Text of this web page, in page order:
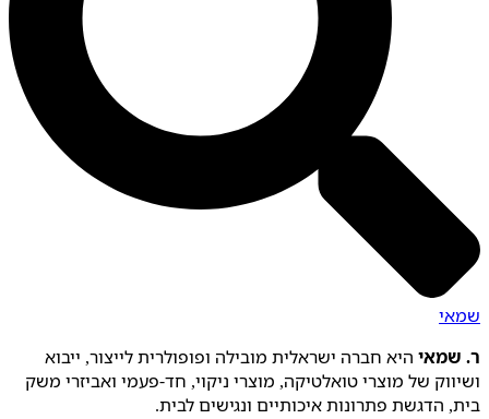
שמאי
ר. שמאיהיא חברה ישראלית מובילה ופופולרית לייצור,ייבוא
ושיווק של מוצרי טואלטיקה,מוצרי ניקוי,חד-פעמי ואביזרי משק
בית,הדגשת פתרונות איכותיים ונגישים לבית.